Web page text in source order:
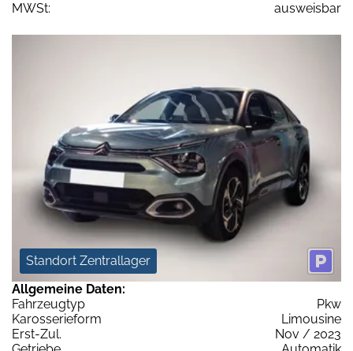
MWSt:
ausweisbar
Standort Zentrallager
Allgemeine Daten:
Fahrzeugtyp
Pkw
Karosserieform
Limousine
Erst-Zul.
Nov / 2023